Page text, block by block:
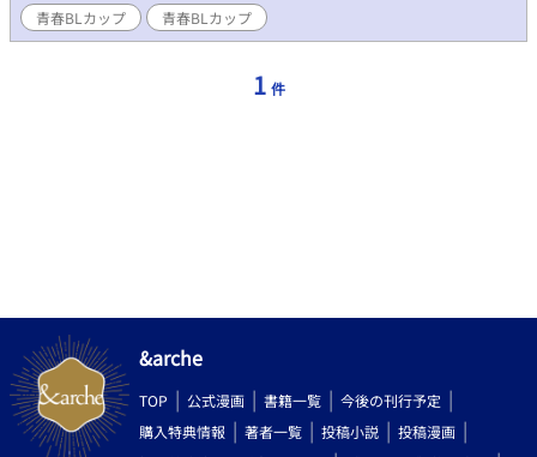
青春BLカップ
青春BLカップ​
1 件
&arche
TOP 公式漫画 書籍一覧
今後の刊行予定
購入特典情報
著者一覧 投稿小説
投稿漫画